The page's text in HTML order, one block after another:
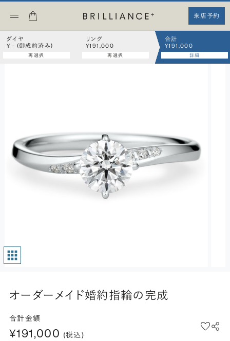
来店予約
ダイヤ
¥ - (御成約済み)
再選択
リング
¥191,000
再選択
合計
¥191,000
詳細
オーダーメイド婚約指輪の完成
合計金額
¥191,000 (税込)